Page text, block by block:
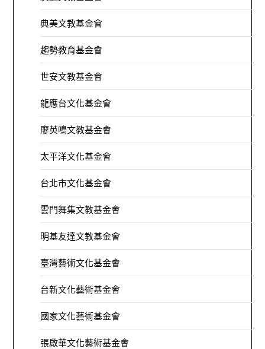
典美文教基金會
趨勢教育基金會
世安文教基金會
龍應台文化基金會
廖英鳴文教基金會
太平洋文化基金會
台北市文化基金會
雲門舞集文教基金會
明基友達文教基金會
臺灣藝術文化基金會
台新文化藝術基金會
國家文化藝術基金會
張啟華文化藝術基金會